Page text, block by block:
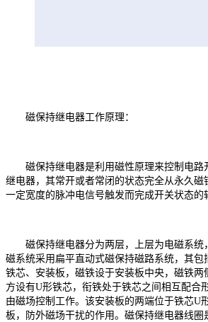
磁保持继电器工作原理：
磁保持继电器是利用磁性原理来控制电路
继电器，其常开或者常闭的状态完全从永久磁
一定宽度的脉冲电信号触发而完成开关状态的
磁保持继电器分为两层，上层为电磁系统
磁系统采用扁平直动式磁保持磁路系统，其包
铁芯、安装板，磁铁设于安装板中央，磁铁两
方设有U形铁芯，衔铁处于铁芯之间相互配合
由磁场控制工作。该安装板的两端位于铁芯U
板，防外磁场干扰的作用。磁保持继电器线圈